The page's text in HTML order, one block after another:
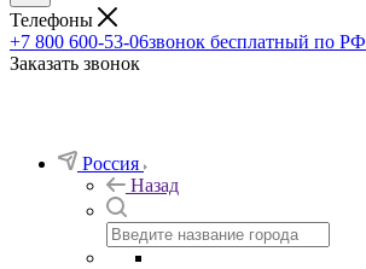
Телефоны
+7 800 600-53-06звонок бесплатный по РФ
Заказать звонок
Россия
Назад